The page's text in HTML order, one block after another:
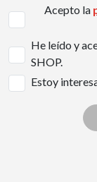
Acepto la
He leído y
SHOP.
Estoy